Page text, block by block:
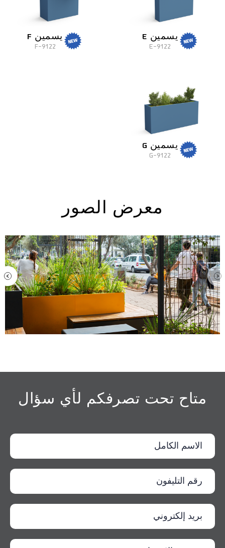
يسمين E
9122-E
يسمين F
9122-F
يسمين G
9122-G
معرض الصور
متاح تحت تصرفكم لأي سؤال